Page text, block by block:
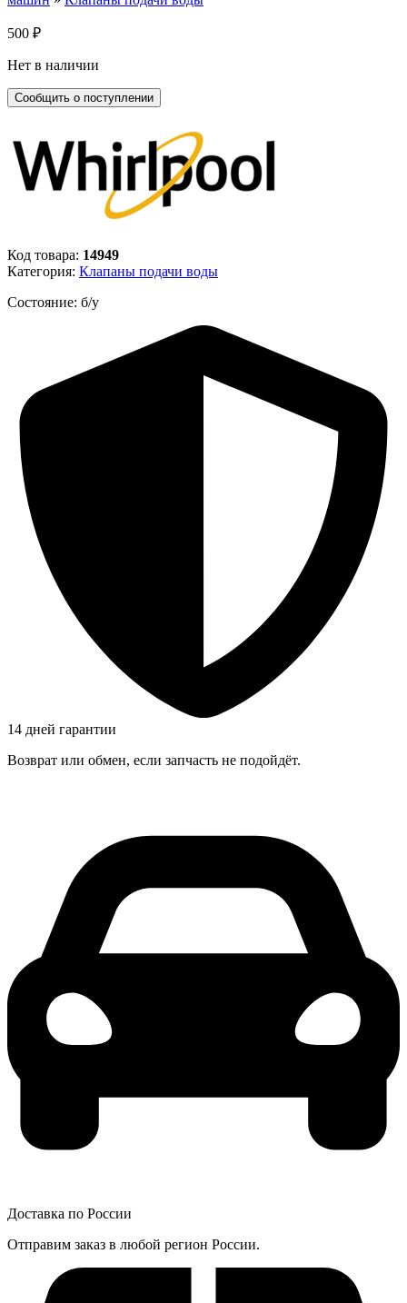
500 ₽
Нет в наличии
Код товара: 14949
Категория: Клапаны подачи воды
Состояние: б/у
14 дней гарантии
Возврат или обмен, если запчасть не подойдёт.
Доставка по России
Отправим заказ в любой регион России.